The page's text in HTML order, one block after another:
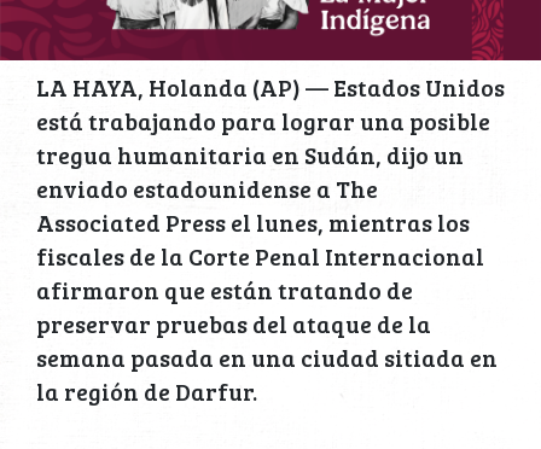
LA HAYA, Holanda (AP) — Estados Unidos
está trabajando para lograr una posible
tregua humanitaria en Sudán, dijo un
enviado estadounidense a The
Associated Press el lunes, mientras los
fiscales de la Corte Penal Internacional
afirmaron que están tratando de
preservar pruebas del ataque de la
semana pasada en una ciudad sitiada en
la región de Darfur.